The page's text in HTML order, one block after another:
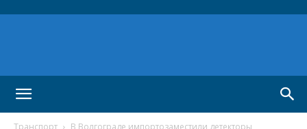
Транспорт
В Волгограде импортозаместили детекторы